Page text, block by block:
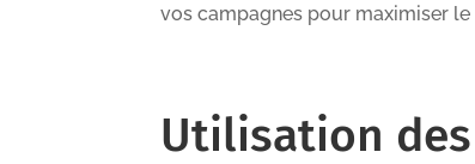
vos campagnes pour maximiser
Utilisation